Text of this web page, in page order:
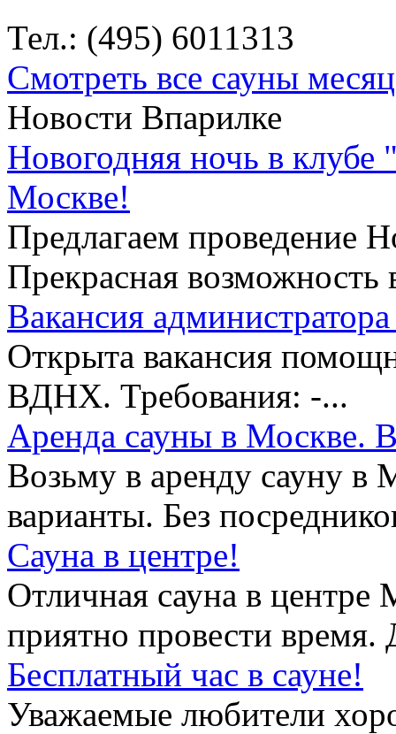
Тел.: (495) 6011313
Смотреть все сауны
Новости Впарилке
Новогодняя ночь в
Москве!
Предлагаем проведение
Прекрасная возможность
Вакансия
Открыта вакансия
ВДНХ. Требования: -...
Аренда сауны в Москве.
Возьму в аренду сауну в
варианты. Без
Сауна в центре!
Отличная сауна в центре
приятно провести
Бесплатный час в сауне!
Уважаемые любители